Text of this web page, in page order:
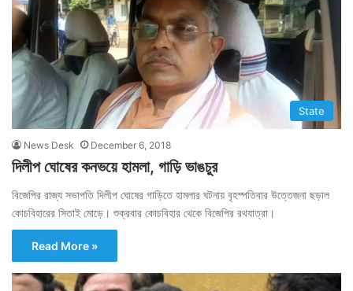
State
News Desk December 6, 2018
দিলীপ ঘোষের কনভয়ে হামলা, গাড়ি ভাঙচুর
বিজেপির রাজ্য সভাপতি দিলীপ ঘোষের গাড়িতে হামলার ঘটনায় বৃহস্পতিবার উত্তেজনা ছড়াল
কোচবিহারের সিতাই মোড়ে। শুক্রবার কোচবিহার থেকে বিজেপির রথযাত্রা।
Read More »